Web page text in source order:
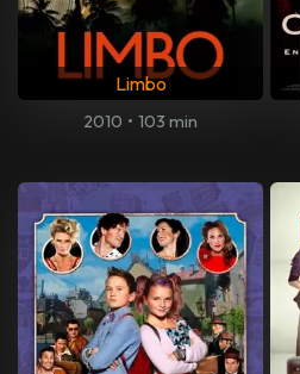
Limbo
2010 • 103 min